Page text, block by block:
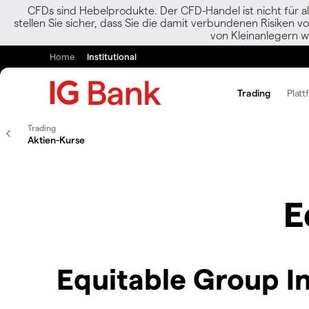
CFDs sind Hebelprodukte. Der CFD-Handel ist nicht für
stellen Sie sicher, dass Sie die damit verbundenen Risiken
von Kleinanlegern
Home Institutional
Trading
Trading
Aktien-Kurse
Equitable Group